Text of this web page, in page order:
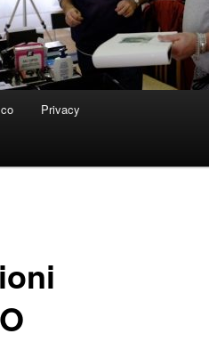
Privacy